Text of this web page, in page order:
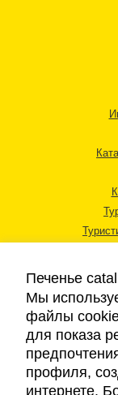
Печенье
Мы
файлы
для показа
профиля,
интернете.